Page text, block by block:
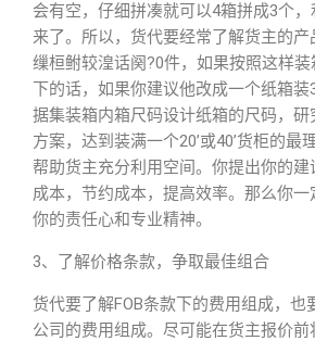
会有空，仔细拼凑就可以4箱拼成3个
来了。所以，货代要经常了解货主的
缫桓鲋较湟话阕?0件，如果按照这样
下的话，如果你建议他改成一个纸箱装
据集装箱内箱尺码设计纸箱的尺码，
方案，达到装满一个20’或40’货柜的最
帮助货主充分利用空间。你提出你的建
成本，节约成本，提高效率。那么你一
你的责任心和专业精神。
3、了解价格条款，争取最佳组合
货代要了解FOB条款下的费用组成，也
公司的费用组成。尽可能在货主报价